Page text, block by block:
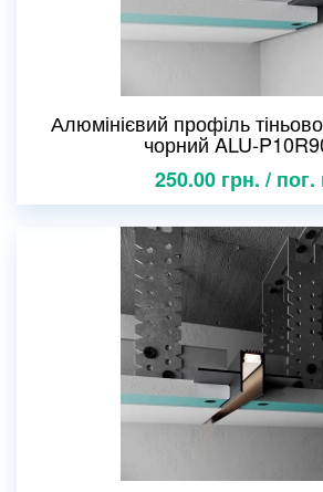
Алюмінієвий профіль
чорний ALU-
250.00 грн. / пог.